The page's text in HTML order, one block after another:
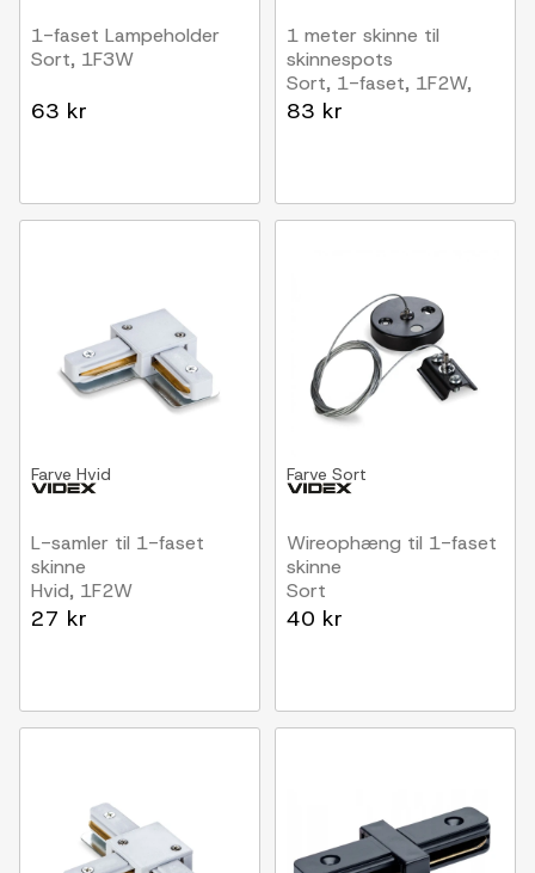
1-faset Lampeholder
Sort, 1F3W
63 kr
1 meter skinne til
skinnespots
Sort, 1-faset, 1F2W,
komplet med tilslutning
83 kr
Farve Hvid
L-samler til 1-faset
skinne
Hvid, 1F2W
27 kr
Farve Sort
Wireophæng til 1-faset
skinne
Sort
40 kr